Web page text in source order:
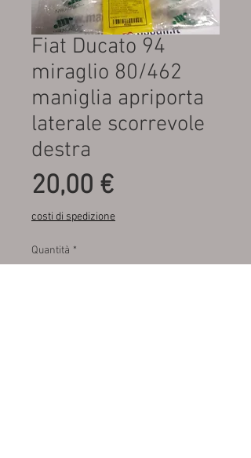
Fiat Ducato 94
miraglio 80/462
maniglia apriporta
laterale scorrevole
destra
20,00 €Prezzo
costi di spedizione
Quantità *